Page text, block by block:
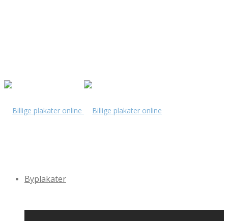
Byplakater